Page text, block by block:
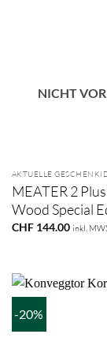
NICHT
AKTUELLE
MEATER 2
Wood Special
CHF144.00 inkl.
-20%